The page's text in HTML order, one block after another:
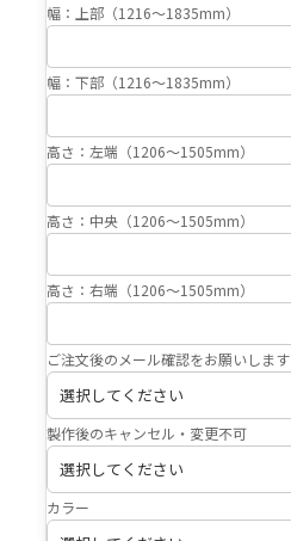
幅：上部（1216〜1835mm）
幅：下部（1216〜1835mm）
高さ：左端（1206〜1505mm）
高さ：中央（1206〜1505mm）
高さ：右端（1206〜1505mm）
ご注文後のメール確認をお願いします
製作後のキャンセル・変更不可
カラー